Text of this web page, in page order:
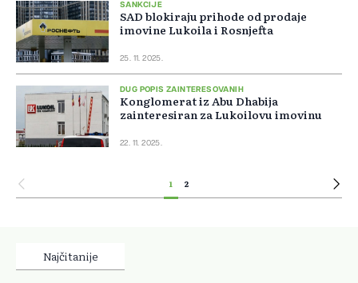
SANKCIJE
SAD blokiraju prihode od prodaje
imovine Lukoila i Rosnjefta
25. 11. 2025.
DUG POPIS ZAINTERESOVANIH
Konglomerat iz Abu Dhabija
zainteresiran za Lukoilovu imovinu
22. 11. 2025.
1 2
Najčitanije